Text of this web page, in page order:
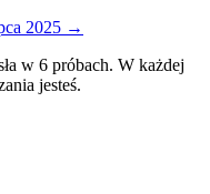
2025 →
w 6 próbach. W każdej
jesteś.